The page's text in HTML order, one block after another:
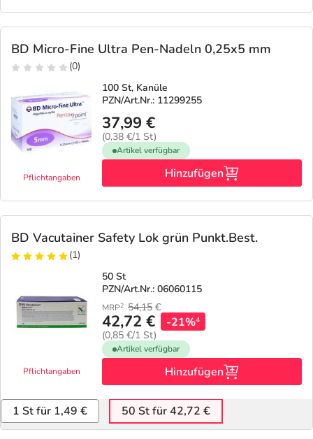
Tierapotheke
Vitamine & Mineralstoffe
Marken
Salus Deals
BD Micro-Fine Ultra Pen-Nadeln 0,25x5 mm
(0)
Pflichtangaben
100 St, Kanüle
PZN/Art.Nr.: 11299255
37,99 €
(0,38 €/1 St)
Artikel verfügbar
Hinzufügen
BD Vacutainer Safety Lok grün Punkt.Best.
(1)
Pflichtangaben
50 St
PZN/Art.Nr.: 06060115
MRP2 54,15 €
42,72 €
(0,85 €/1 St)
-21%4
Artikel verfügbar
Hinzufügen
1 St für 1,49 € 50 St für 42,72 €